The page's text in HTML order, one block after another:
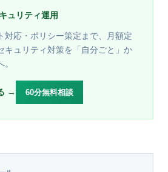
ュリティ運用
対応・ポリシー策定まで、月額定
キュリティ対策を「自分ごと」か
→ 60分無料相談